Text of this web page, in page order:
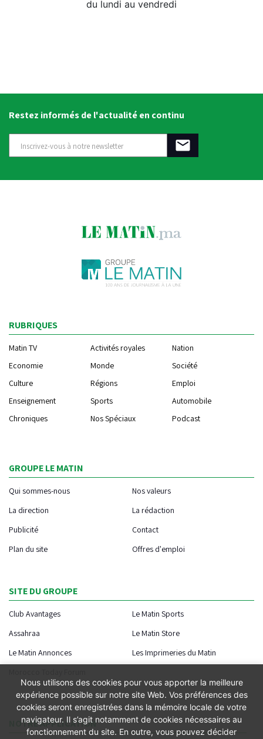
du lundi au vendredi
Restez informés de l'actualité en continu
RUBRIQUES
Matin TV Activités royales
Nation
Economie
Monde
Société
Culture
Régions
Emploi
Enseignement
Sports
Automobile
Chroniques
Nos Spéciaux Podcast
GROUPE LE MATIN
Qui sommes-nous
Nos valeurs
La direction
La rédaction
Publicité
Contact
Plan du site
Offres d'emploi
SITE DU GROUPE
Club Avantages
Le Matin Sports
Assahraa
Le Matin Store
Le Matin Annonces
Les Imprimeries du Matin
NOTRE APPLICATION
Nous utilisons des cookies pour vous apporter la meilleure
expérience possible sur notre site Web. Vos préférences des
cookies seront enregistrées dans la mémoire locale de votre
navigateur. Il s’agit notamment de cookies nécessaires au
fonctionnement du site. En outre, vous pouvez décider